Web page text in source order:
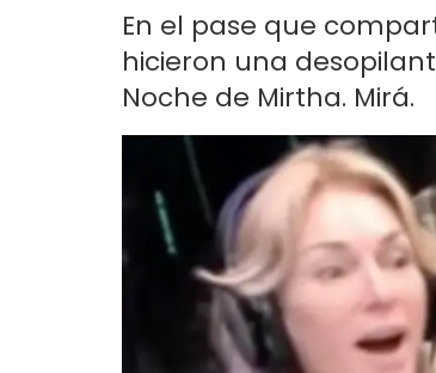
En el pase que
hicieron una
Noche de Mirtha. Mirá.